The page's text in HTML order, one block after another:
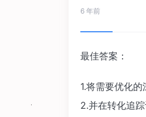
6 年前
最佳答案：
1.将需要优化
2.并在转化追